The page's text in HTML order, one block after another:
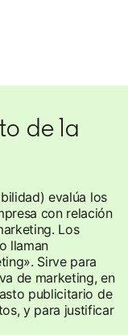
de la
evalúa los
con relación
Los
llaman
Sirve para
de marketing, en
publicitario de
y para justificar